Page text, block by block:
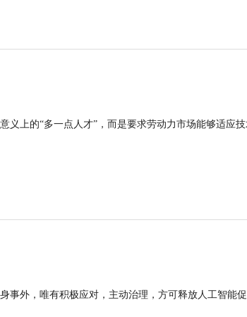
义上的“多一点人才”，而是要求劳动力市场能够适应
事外，唯有积极应对，主动治理，方可释放人工智能